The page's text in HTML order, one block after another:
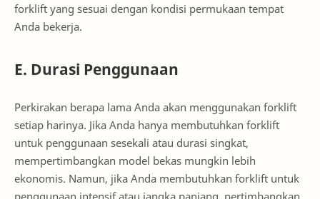
forklift yang sesuai dengan kondisi permukaan tempat
Anda bekerja.
E. Durasi Penggunaan
Perkirakan berapa lama Anda akan menggunakan forklift
setiap harinya. Jika Anda hanya membutuhkan forklift
untuk penggunaan sesekali atau durasi singkat,
mempertimbangkan model bekas mungkin lebih
ekonomis. Namun, jika Anda membutuhkan forklift untuk